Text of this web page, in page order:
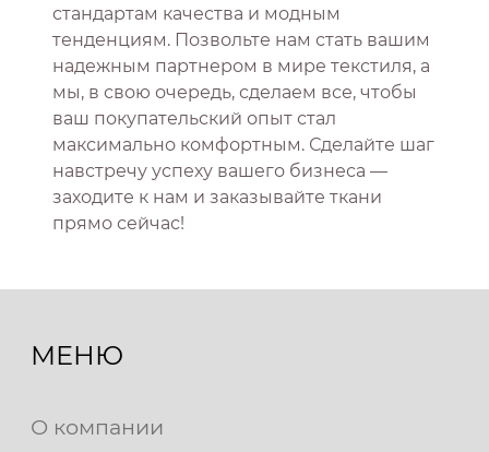
стандартам качества и модным
тенденциям. Позвольте нам стать вашим
надежным партнером в мире текстиля, а
мы, в свою очередь, сделаем все, чтобы
ваш покупательский опыт стал
максимально комфортным. Сделайте шаг
навстречу успеху вашего бизнеса —
заходите к нам и заказывайте ткани
прямо сейчас!
МЕНЮ
О компании